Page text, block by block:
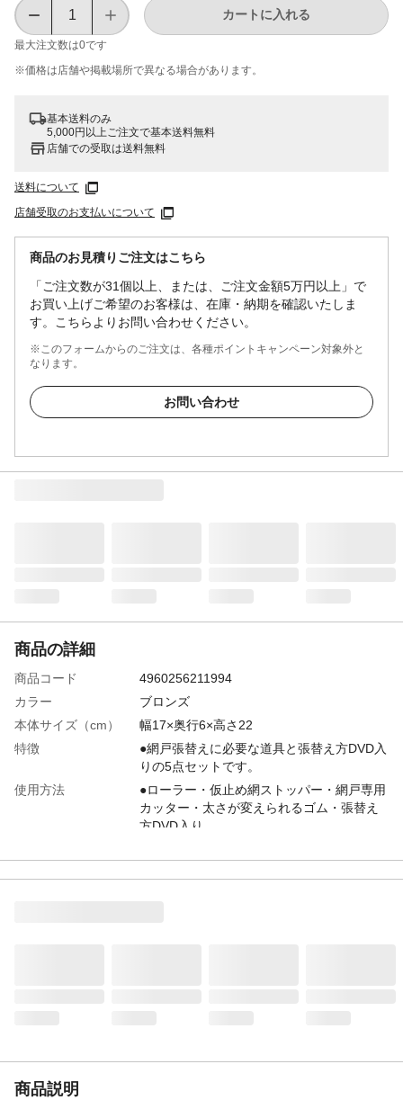
最大注文数は0です
カートに入れる
※価格は​店舗や​掲載場所で​異なる​場合が​あります。
基本送料のみ
5,000円以上ご注文で基本送料無料
店舗での受取は送料無料
送料について
店舗受取のお支払いについて
商品のお見積りご注文はこちら
「ご注文数が31個以上、または、ご注文金額5万円以上」で
お買い上げご希望のお客様は、在庫・納期を確認いたしま
す。こちらよりお問い合わせください。
※このフォームからのご注文は、各種ポイントキャンペーン対象外と
なります。
お問い合わせ
商品の詳細
商品コード
4960256211994
カラー
ブロンズ
本体サイズ（cm）
幅17×奥行6×高さ22
特徴
●網戸張替えに必要な道具と張替え方DVD入
りの5点セットです。
使用方法
●ローラー・仮止め網ストッパー・網戸専用
カッター・太さが変えられるゴム・張替え
方DVD入り
商品説明